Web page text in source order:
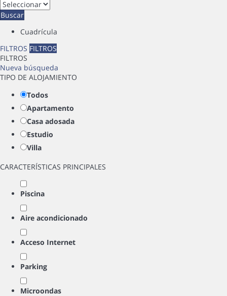
Buscar
Cuadrícula
FILTROS FILTROS
FILTROS
Nueva búsqueda
TIPO DE ALOJAMIENTO
Todos
Apartamento
Casa adosada
Estudio
Villa
CARACTERÍSTICAS PRINCIPALES
Piscina
Aire acondicionado
Acceso Internet
Parking
Microondas